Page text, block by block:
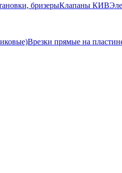
бризерыКлапаны КИВ
Врезки прямые на